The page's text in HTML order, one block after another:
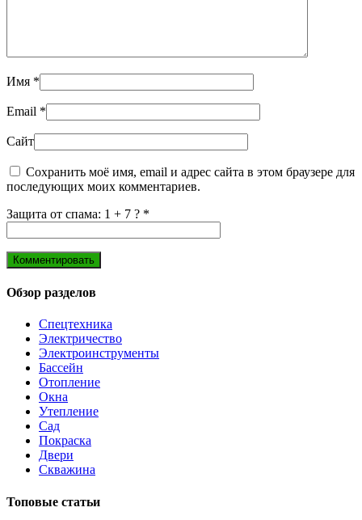
Имя *
Email *
Сайт
Сохранить моё имя, email и адрес сайта в этом браузере для
последующих моих комментариев.
Защита от спама: 1 + 7 ? *
Обзор разделов
Спецтехника
Электричество
Электроинструменты
Бассейн
Отопление
Окна
Утепление
Сад
Покраска
Двери
Скважина
Топовые статьи